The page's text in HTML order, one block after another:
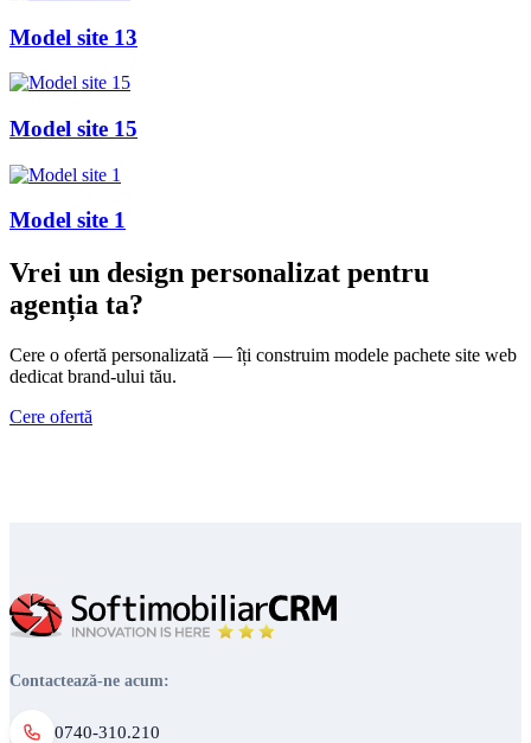
Model site 13
Model site 15
Model site 1
Vrei un design personalizat pentru
agenția ta?
Cere o ofertă personalizată — îți construim modele pachete site web
dedicat brand-ului tău.
Cere ofertă
Contactează-ne acum:
0740-310.210